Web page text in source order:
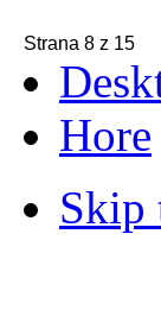
Strana 8 z 15
Hore
Skip